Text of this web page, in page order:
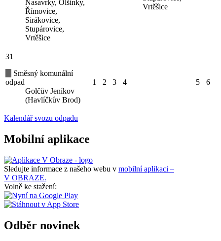
Nasavrky, Olšinky,
Římovice,
Sirákovice,
Stupárovice,
Vrtěšice
Vrtěšice
31
Směsný komunální
odpad
Golčův Jeníkov
(Havlíčkův Brod)
1 2 3 4 5 6
Kalendář svozu odpadu
Mobilní aplikace
Sledujte informace z našeho webu v mobilní aplikaci –
V OBRAZE.
Volně ke stažení:
Odběr novinek